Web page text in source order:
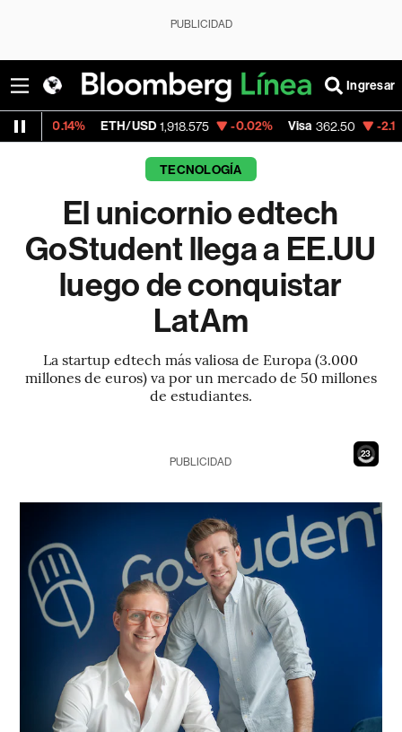
PUBLICIDAD
Ingresar
ETH/USD 1,918.575 -0.02% Visa 362.50 -2.15%
TECNOLOGÍA
El unicornio edtech
GoStudent llega a EE.UU
luego de conquistar
LatAm
La startup edtech más valiosa de Europa (3.000
millones de euros) va por un mercado de 50 millones
de estudiantes.
21
PUBLICIDAD